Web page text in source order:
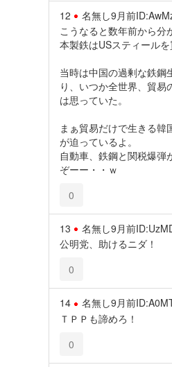
12 名無し9月前
こうなると数年前から分
本製鉄はUSスティール
当時は中国の過剰な鉄鋼
り、いつか全世界、貿易
は思っていた。
まぁ貿易だけで生きる韓
が迫っているよ。
自動車、鉄鋼と関税爆弾
ぞーー・・ｗ
0
13 名無し9月前
公明党、助けるニダ！
0
14 名無し9月前
ＴＰＰも諦めろ！
0